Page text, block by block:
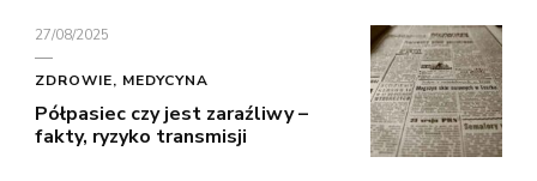
27/08/2025
ZDROWIE, MEDYCYNA
Półpasiec czy jest zaraźliwy –
fakty, ryzyko transmisji